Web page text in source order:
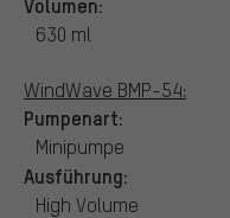
630 ml
WindWave BMP-54:
Pumpenart:
Minipumpe
Ausführung:
High Volume